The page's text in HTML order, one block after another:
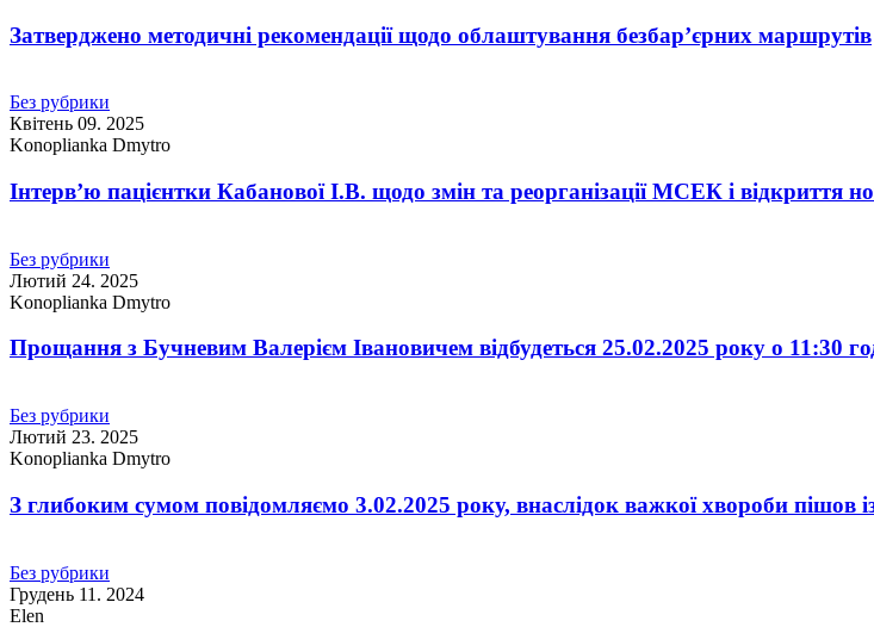
Затверджено методичні рекомендації щодо облаштування безбар’єрних маршрутів
Без рубрики
Квітень 09. 2025
Konoplianka Dmytro
Інтервʼю пацієнтки Кабанової І.В. щодо змін та реорганізації МСЕК і
Без рубрики
Лютий 24. 2025
Konoplianka Dmytro
Прощання з Бучневим Валерієм Івановичем відбудеться 25.02.2025 року о
Без рубрики
Лютий 23. 2025
Konoplianka Dmytro
З глибоким сумом повідомляємо 3.02.2025 року, внаслідок важкої хвороби пішов
Без рубрики
Грудень 11. 2024
Elen